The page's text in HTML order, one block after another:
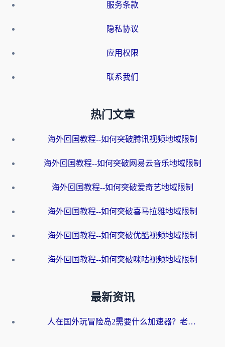
服务条款
隐私协议
应用权限
联系我们
热门文章
海外回国教程--如何突破腾讯视频地域限制
海外回国教程--如何突破网易云音乐地域限制
海外回国教程--如何突破爱奇艺地域限制
海外回国教程--如何突破喜马拉雅地域限制
海外回国教程--如何突破优酷视频地域限制
海外回国教程--如何突破咪咕视频地域限制
最新资讯
人在国外玩冒险岛2需要什么加速器？老玩家亲测有效的选择指南